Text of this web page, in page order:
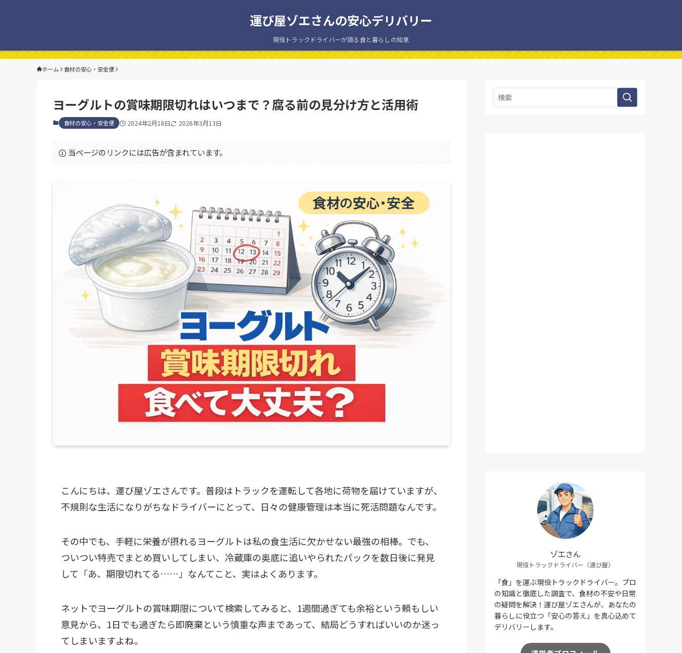
運び屋ゾエさんの安心デリバリー
現役トラックドライバーが語る食と暮らしの知恵
ホーム 食材の安心・安全便
ヨーグルトの賞味期限切れはいつまで？腐る前の見分け方と活用術
食材の安心・安全便 2024年2月18日 2026年3月13日
当ページのリンクには広告が含まれています。
こんにちは、運び屋ゾエさんです。普段はトラックを運転して各地に荷物を届けていますが、
不規則な生活になりがちなドライバーにとって、日々の健康管理は本当に死活問題なんです。
その中でも、手軽に栄養が摂れるヨーグルトは私の食生活に欠かせない最強の相棒。でも、
ついつい特売でまとめ買いしてしまい、冷蔵庫の奥底に追いやられたパックを数日後に発見
して「あ、期限切れてる……」なんてこと、実はよくあります。
ネットでヨーグルトの賞味期限について検索してみると、1週間過ぎても余裕という頼もしい
意見から、1日でも過ぎたら即廃棄という慎重な声まであって、結局どうすればいいのか迷っ
てしまいますよね。
ゾエさん
現役トラックドライバー（運び屋）
「食」を運ぶ現役トラックドライバー。プロ
の知識と徹底した調査で、食材の不安や日常
の疑問を解決！運び屋ゾエさんが、あなたの
暮らしに役立つ「安心の答え」を真心込めて
デリバリーします。